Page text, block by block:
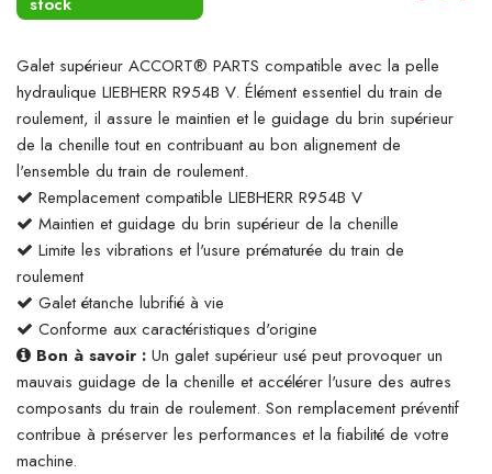
Galet supérieur ACCORT® PARTS compatible avec la pelle
hydraulique LIEBHERR R954B V. Élément essentiel du train de
roulement, il assure le maintien et le guidage du brin supérieur
de la chenille tout en contribuant au bon alignement de
l'ensemble du train de roulement.
Remplacement compatible LIEBHERR R954B V
Maintien et guidage du brin supérieur de la chenille
Limite les vibrations et l'usure prématurée du train de
roulement
Galet étanche lubrifié à vie
Conforme aux caractéristiques d'origine
Bon à savoir : Un galet supérieur usé peut provoquer un
mauvais guidage de la chenille et accélérer l'usure des autres
composants du train de roulement. Son remplacement préventif
contribue à préserver les performances et la fiabilité de votre
machine.